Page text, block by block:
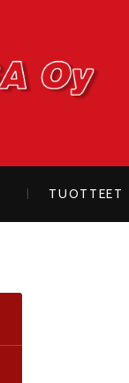
TUOTTEET